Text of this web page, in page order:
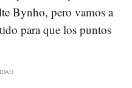
Bynho, pero vamos a
para que los puntos